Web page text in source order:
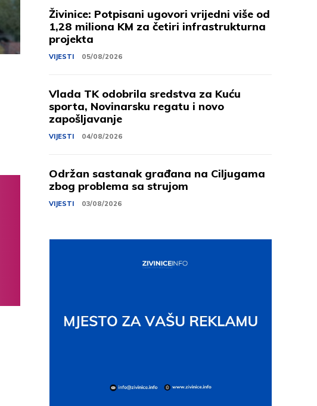
Živinice: Potpisani ugovori vrijedni više od
1,28 miliona KM za četiri infrastrukturna
projekta
VIJESTI 05/08/2026
Vlada TK odobrila sredstva za Kuću
sporta, Novinarsku regatu i novo
zapošljavanje
VIJESTI 04/08/2026
Održan sastanak građana na Ciljugama
zbog problema sa strujom
VIJESTI 03/08/2026